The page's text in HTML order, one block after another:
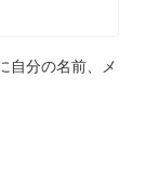
自分の名前、メ